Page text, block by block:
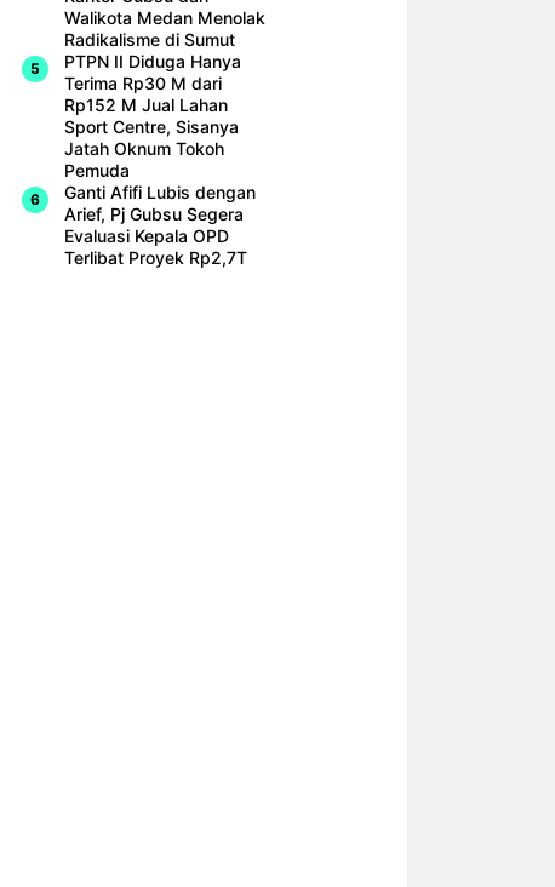
Walikota Medan Menolak
Radikalisme di Sumut
PTPN II Diduga Hanya
Terima Rp30 M dari
Rp152 M Jual Lahan
Sport Centre, Sisanya
Jatah Oknum Tokoh
Pemuda
Ganti Afifi Lubis dengan
Arief, Pj Gubsu Segera
Evaluasi Kepala OPD
Terlibat Proyek Rp2,7T